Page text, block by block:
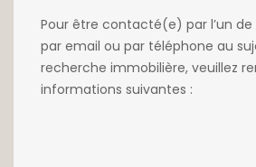
Pour être contacté(e) par l’un de
par email ou par téléphone au
recherche immobilière, veuillez
informations suivantes :